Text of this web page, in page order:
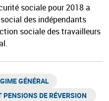
sociale pour 2018 a
des indépendants
sociale des travailleurs
GÉNÉRAL​
DE RÉVERSION